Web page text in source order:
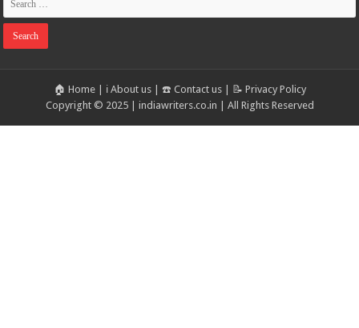
🏠 Home| ℹ️ About us| ☎️ Contact us| 📝 Privacy Policy
Copyright © 2025 | indiawriters.co.in | All Rights Reserved